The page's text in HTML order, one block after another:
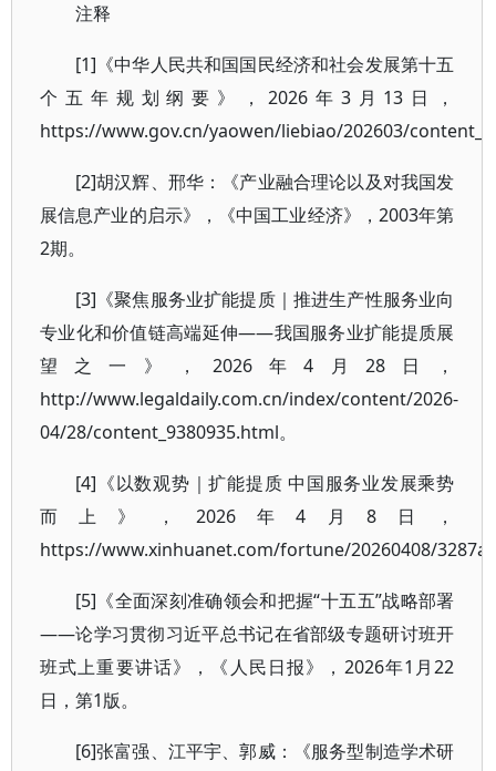
注释
[1]《中华人民共和国国民经济和社会发展第十五
个五年规划纲要》，2026年3月13日，
https://www.gov.cn/yaowen/liebiao/202603/
[2]胡汉辉、邢华：《产业融合理论以及对我国发
展信息产业的启示》，《中国工业经济》，2003年第
2期。
[3]《聚焦服务业扩能提质｜推进生产性服务业向
专业化和价值链高端延伸——我国服务业扩能提质展
望之一》，2026年4月28日，
http://www.legaldaily.com.cn/index/content/2026-
04/28/content_9380935.html。
[4]《以数观势｜扩能提质 中国服务业发展乘势
而上》，2026年4月8日，
https://www.xinhuanet.com/fortune/20260408/
[5]《全面深刻准确领会和把握“十五五”战略部署
——论学习贯彻习近平总书记在省部级专题研讨班开
班式上重要讲话》，《人民日报》，2026年1月22
日，第1版。
[6]张富强、江平宇、郭威：《服务型制造学术研